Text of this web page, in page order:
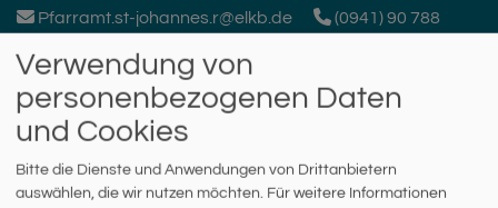
Direkt
Inhalt
Pfarramt.st-johannes.r@elkb.de (0941) 90 788
Verwendung von
personenbezogenen Daten
und Cookies
Bitte die Dienste und Anwendungen von Drittanbietern
auswählen, die wir nutzen möchten. Für weitere Informationen